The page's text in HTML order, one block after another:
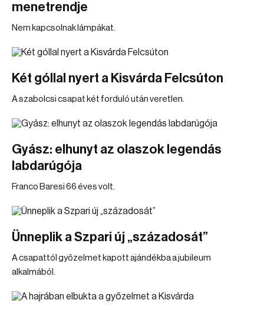
menetrendje
Nem kapcsolnak lámpákat.
Két góllal nyert a Kisvárda Felcsúton
A szabolcsi csapat két forduló után veretlen.
Gyász: elhunyt az olaszok legendás
labdarúgója
Franco Baresi 66 éves volt.
Ünneplik a Szpari új „századosát”
A csapattól győzelmet kapott ajándékba a jubileum
alkalmából.